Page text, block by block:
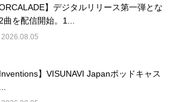
ORCALADE】デジタルリリース第一弾とな
曲を配信開始。1...
2026.08.05
Inventions】VISUNAVI Japanポッドキャス